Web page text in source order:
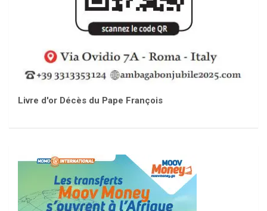
Livre d'or Décès du Pape François